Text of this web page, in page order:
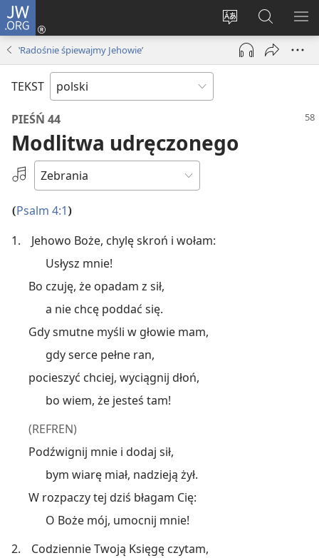
JW.ORG
Wybór
języka
Logowanie
(opens
window)
Szukaj
na
JW.ORG
‛Radośnie śpiewajmy Jehowie’
TEKST
PIEŚŃ 44
Modlitwa udręczonego
Wybierz
nagranie
(Psalm 4:1 )
1.
Jehowo Boże, chylę skroń i wołam:
Usłysz mnie!
Bo czuję, że opadam z sił,
a nie chcę poddać się.
Gdy smutne myśli w głowie mam,
gdy serce pełne ran,
pocieszyć chciej, wyciągnij dłoń,
bo wiem, że jesteś tam!
(REFREN)
Podźwignij mnie i dodaj sił,
bym wiarę miał, nadzieją żył.
W rozpaczy tej dziś błagam Cię:
O Boże mój, umocnij mnie!
2.
Codziennie Twoją Księgę czytam,